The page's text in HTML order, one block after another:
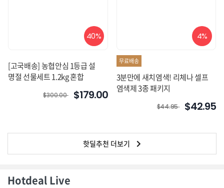
40%
[고국배송] 농협안심 1등급 설
명절 선물세트 1.2kg 혼합
$300.00 $179.00
4%
무료배송
3분만에 새치염색! 리체나 셀프
염색제 3종 패키지
$44.95 $42.95
핫딜추천 더보기
Hotdeal Live